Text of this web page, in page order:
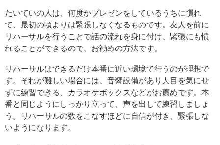
たいていの人は、何度かプレゼンをしているうちに慣れ
て、最初の頃よりは緊張しなくなるものです。友人を前に
リハーサルを行うことで話の流れを身に付け、緊張にも慣
れることができるので、お勧めの方法です。
リハーサルはできるだけ本番に近い環境で行うのが理想で
す。それが難しい場合には、音響設備があり人目を気にせ
ずに練習できる、カラオケボックスなどがお薦めです。本
番と同じようにしっかり立って、声を出して練習しましょ
う。リハーサルの数をこなすほどに自信が付き、緊張しな
いようになります。